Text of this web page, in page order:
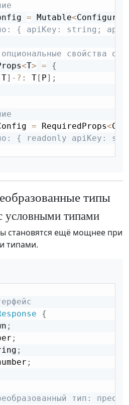
= Mutable<
{ apiKey: string;
свойства
<T> =
{
] - ? : T [ P] ;
= RequiredProps<
{ readonly apiKey:
типы
условными типами
становятся ещё мощнее при
типами.
{
;
;
;
;
тип: